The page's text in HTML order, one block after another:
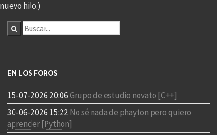
nuevo hilo.)
EN LOS FOROS
15-07-2026 20:06Grupo de estudio novato [C++]
30-06-2026 15:22 No sé nada de phayton pero quiero
aprender [Python]